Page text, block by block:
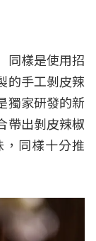
同樣是使用招
的手工剝皮辣
獨家研發的新
帶出剝皮辣椒
同樣十分推